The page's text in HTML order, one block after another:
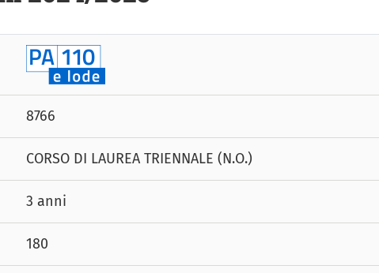
8766
CORSO DI LAUREA TRIENNALE (N.O.)
3 anni
180